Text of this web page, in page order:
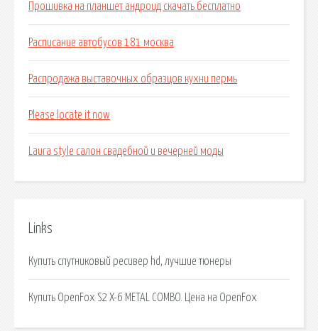
Прошивка на планшет андроид скачать бесплатно
Расписание автобусов 181 москва
Распродажа выставочных образцов кухни пермь
Please locate it now
Laura style салон свадебной и вечерней моды
Links
Купить спутниковый ресивер hd, лучшие тюнеры
Купить OpenFox S2 X-6 METAL COMBO. Цена на OpenFox